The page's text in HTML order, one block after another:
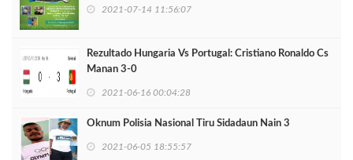
2021-07-14 11:56:07
Rezultado Hungaria Vs Portugal: Cristiano Ronaldo Cs
Manan 3-0
2021-06-16 00:04:28
Oknum Polisia Nasional Tiru Sidadaun Nain 3
2021-06-05 18:55:57